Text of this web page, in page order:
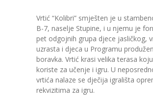
---- Bubamara
---- Ciciban
---- Jelenko
---- Kolibri
Vrtić “Kolibri” smješten je u
B-7, naselje Stupine, i u njemu je
pet odgojnih grupa djece jasličkog,
uzrasta i djeca u Programu
boravka. Vrtić krasi velika terasa
koriste za učenje i igru. U
vrtića nalaze se dječija igrališta
rekvizitima za igru.